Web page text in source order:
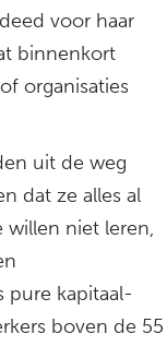
voor haar
binnenkort
organisaties
uit de weg
dat ze alles al
willen niet leren,
pure kapitaal­
boven de 55